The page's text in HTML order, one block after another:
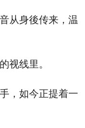
从身後传来，温
视线里。
如今正提着一